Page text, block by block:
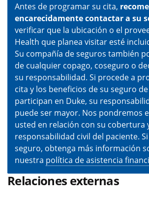
Antes de programar su cita,
encarecidamente contactar a su
verificar que la ubicación o el
Health que planea visitar esté
Su compañía de seguros también
de cualquier copago, coseguro o
su responsabilidad. Si procede a
cita y los beneficios de su seguro
participan en Duke, su
puede ser mayor. Nos pondremos
usted en relación con su cobertura
responsabilidad civil del paciente.
seguro, obtenga más información
nuestra política de asistencia
Relaciones externas